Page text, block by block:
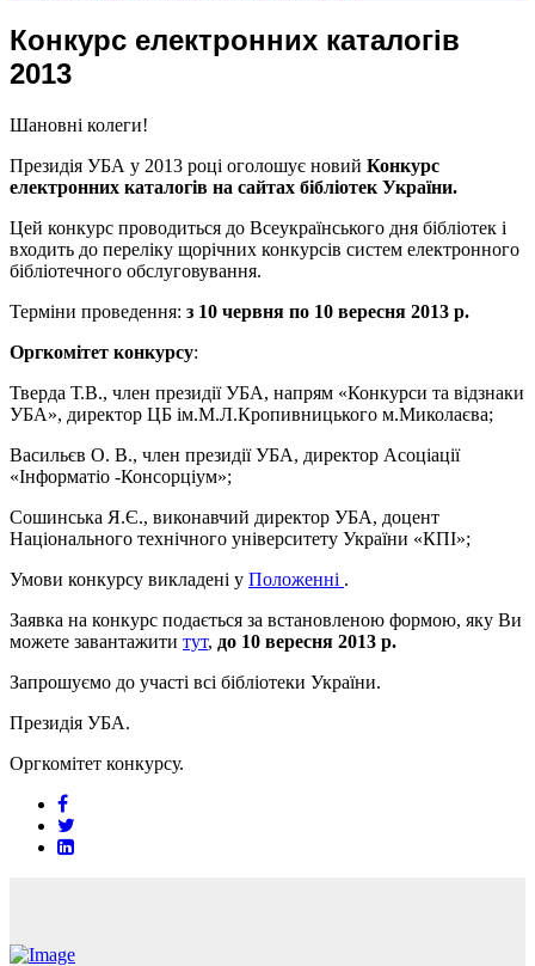
Конкурс електронних каталогів
2013
Шановні колеги!
Президія УБА у 2013 році оголошує новий Конкурс
електронних каталогів на сайтах бібліотек України.
Цей конкурс проводиться до Всеукраїнського дня бібліотек і
входить до переліку щорічних конкурсів систем електронного
бібліотечного обслуговування.
Терміни проведення: з 10 червня по 10 вересня 2013 р.
Оргкомітет конкурсу:
Тверда Т.В., член президії УБА, напрям «Конкурси та відзнаки
УБА», директор ЦБ ім.М.Л.Кропивницького м.Миколаєва;
Васильєв О. В., член президії УБА, директор Асоціації
«Інформатіо -Консорціум»;
Сошинська Я.Є., виконавчий директор УБА, доцент
Національного технічного університету України «КПІ»;
Умови конкурсу викладені у Положенні .
Заявка на конкурс подається за встановленою формою, яку Ви
можете завантажити тут, до 10 вересня 2013 р.
Запрошуємо до участі всі бібліотеки України.
Президія УБА.
Оргкомітет конкурсу.